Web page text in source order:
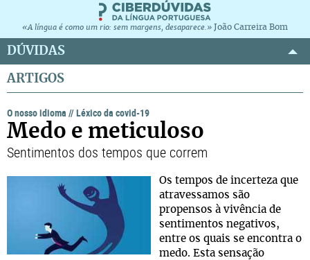
«A língua é como um rio: sem margens, desaparece.» João Carreira Bom
DÚVIDAS
ARTIGOS
O nosso idioma //Léxico da covid-19
Medo e meticuloso
Sentimentos dos tempos que correm
Os tempos de incerteza que
atravessamos são
propensos à vivência de
sentimentos negativos,
entre os quais se encontra o
medo. Esta sensação